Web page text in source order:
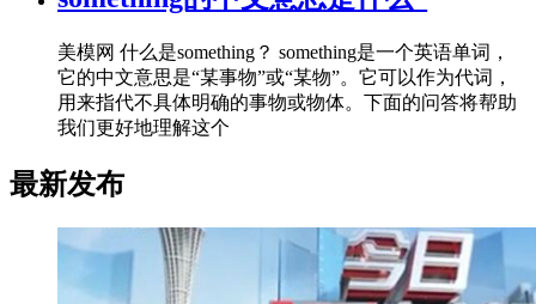
美模网 什么是something？ something是一个英语单词，
它的中文意思是“某事物”或“某物”。它可以作为代词，
用来指代不具体明确的事物或物体。下面的问答将帮助
我们更好地理解这个
最新发布